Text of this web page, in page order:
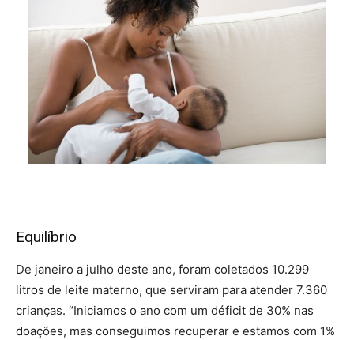
Equilíbrio
De janeiro a julho deste ano, foram coletados 10.299
litros de leite materno, que serviram para atender 7.360
crianças. “Iniciamos o ano com um déficit de 30% nas
doações, mas conseguimos recuperar e estamos com 1%